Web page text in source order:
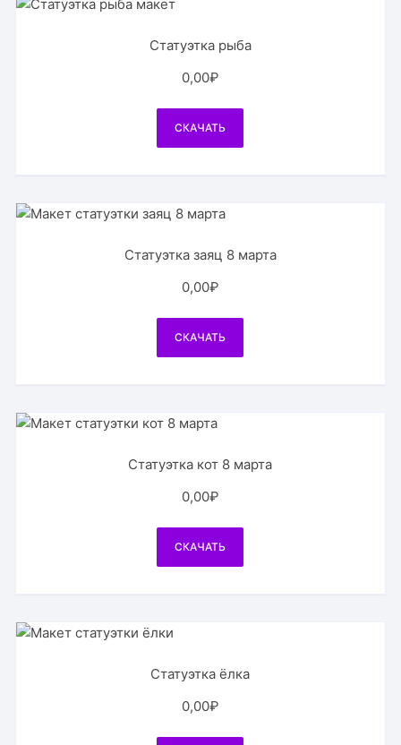
Статуэтка рыба
0,00₽
СКАЧАТЬ
Статуэтка заяц 8 марта
0,00₽
СКАЧАТЬ
Статуэтка кот 8 марта
0,00₽
СКАЧАТЬ
Статуэтка ёлка
0,00₽